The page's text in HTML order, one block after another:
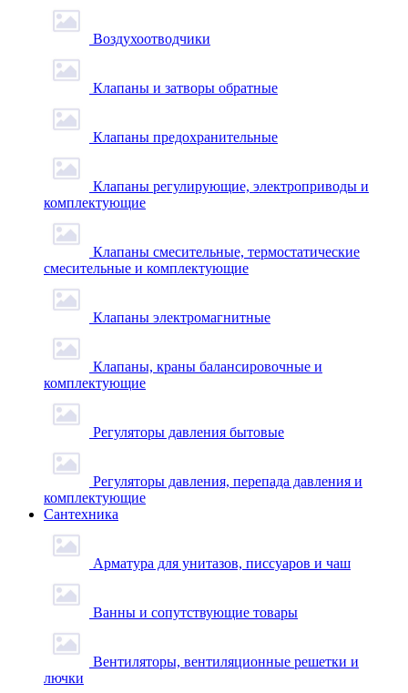
Воздухоотводчики
Клапаны и затворы обратные
Клапаны предохранительные
Клапаны регулирующие, электроприводы и
комплектующие
Клапаны смесительные, термостатические
смесительные и комплектующие
Клапаны электромагнитные
Клапаны, краны балансировочные и
комплектующие
Регуляторы давления бытовые
Регуляторы давления, перепада давления и
комплектующие
Сантехника
Арматура для унитазов, писсуаров и чаш
Ванны и сопутствующие товары
Вентиляторы, вентиляционные решетки и
лючки